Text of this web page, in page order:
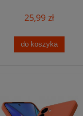
25,99 zł
do koszyka